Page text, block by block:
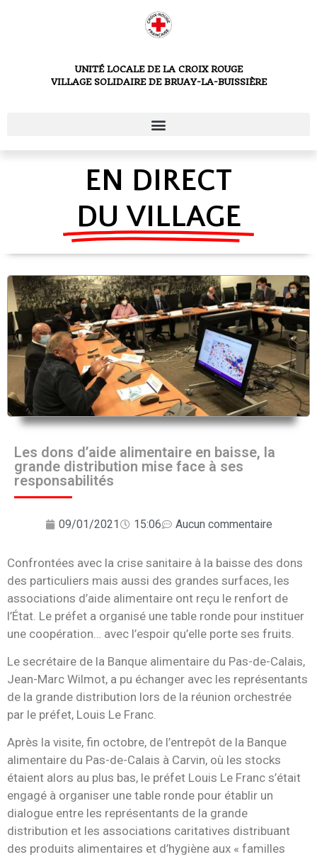
UNITÉ LOCALE DE LA CROIX ROUGE
VILLAGE SOLIDAIRE DE BRUAY-LA-BUISSIÈRE
EN DIRECT
DU VILLAGE
Les dons d’aide alimentaire en baisse, la
grande distribution mise face à ses
responsabilités
09/01/2021 15:06 Aucun commentaire
Confrontées avec la crise sanitaire à la baisse des dons
des particuliers mais aussi des grandes surfaces, les
associations d’aide alimentaire ont reçu le renfort de
l’État. Le préfet a organisé une table ronde pour instituer
une coopération… avec l’espoir qu’elle porte ses fruits.
Le secrétaire de la Banque alimentaire du Pas-de-Calais,
Jean-Marc Wilmot, a pu échanger avec les représentants
de la grande distribution lors de la réunion orchestrée
par le préfet, Louis Le Franc.
Après la visite, fin octobre, de l’entrepôt de la Banque
alimentaire du Pas-de-Calais à Carvin, où les stocks
étaient alors au plus bas, le préfet Louis Le Franc s’était
engagé à organiser une table ronde pour établir un
dialogue entre les représentants de la grande
distribution et les associations caritatives distribuant
des produits alimentaires et d’hygiène aux « familles